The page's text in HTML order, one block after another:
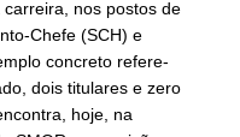
nos postos de
Chefe (SCH) e
concreto refere-
dois titulares e zero
hoje, na